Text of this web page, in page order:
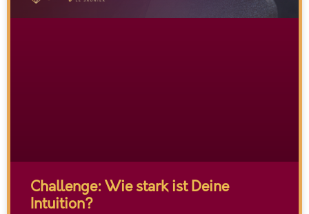
Challenge: Wie stark ist Deine
Intuition?